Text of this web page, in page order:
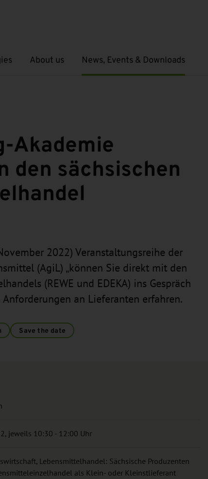
About us
Open submenu News, Events & Downloads
Open submenu
Akademie
den sächsischen
2022) Veranstaltungsreihe der
(AgiL) „können Sie direkt mit den
(REWE und EDEKA) ins Gespräch
an Lieferanten erfahren.
Save the date
jeweils 10:30 - 12:00 Uhr
Lebensmittelhandel: Sächsische Produzenten
als Klein- oder Kleinstlieferant